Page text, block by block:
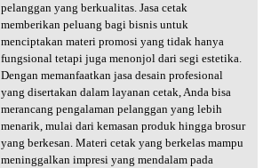
pelanggan yang berkualitas. Jasa cetak
memberikan peluang bagi bisnis untuk
menciptakan materi promosi yang tidak hanya
fungsional tetapi juga menonjol dari segi estetika.
Dengan memanfaatkan jasa desain profesional
yang disertakan dalam layanan cetak, Anda bisa
merancang pengalaman pelanggan yang lebih
menarik, mulai dari kemasan produk hingga brosur
yang berkesan. Materi cetak yang berkelas mampu
meninggalkan impresi yang mendalam pada